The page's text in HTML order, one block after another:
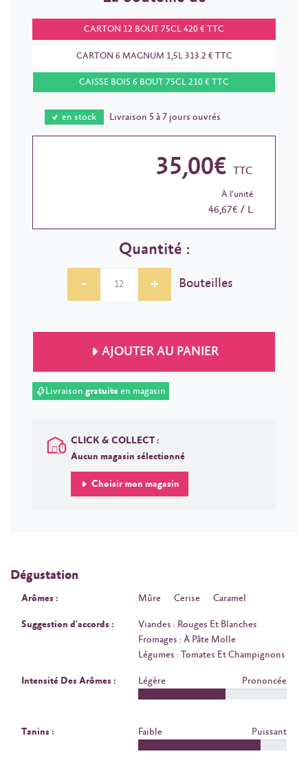
CARTON 12 BOUT 75CL 420 € TTC
CARTON 6 MAGNUM 1,5L 313.2 € TTC
CAISSE BOIS 6 BOUT 75CL 210 € TTC
en stock Livraison 5 à 7 jours ouvrés
35,00€ TTC
À l'unité
46,67€ / L
Quantité :
-
+ Bouteilles
AJOUTER AU PANIER
Livraison gratuiteen magasin
CLICK & COLLECT :
Aucun magasin sélectionné
Choisir mon magasin
Dégustation
Arômes : Mûre Cerise Caramel
Suggestion d'accords :
Viandes : Rouges Et Blanches
Fromages : À Pâte Molle
Légumes : Tomates Et Champignons
Intensité Des Arômes : Légère Prononcée
Tanins : Faible Puissant